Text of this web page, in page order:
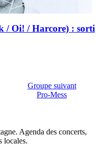
/ Oi! / Harcore) : sorti
Groupe suivant
Pro-Mess
Agenda des concerts,
locales.